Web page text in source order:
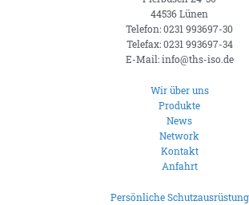
44536 Lünen
Telefon: 0231 993697-30
Telefax: 0231 993697-34
E-Mail: info@ths-iso.de
Wir über uns
Produkte
News
Network
Kontakt
Anfahrt
Persönliche Schutzausrüstung